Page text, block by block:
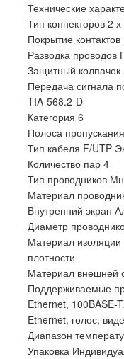
Технические
Тип коннекторов 2
Покрытие
Разводка проводов
Защитный
Передача сигнала
TIA-568.2-D
Категория 6
Полоса
Тип кабеля F/UTP
Количество пар 4
Тип проводников
Материал
Внутренний экран
Диаметр
Материал изоляции
плотности
Материал внешней
Поддерживаемые
Ethernet, 100BASE-
Ethernet, голос,
Диапазон
Упаковка